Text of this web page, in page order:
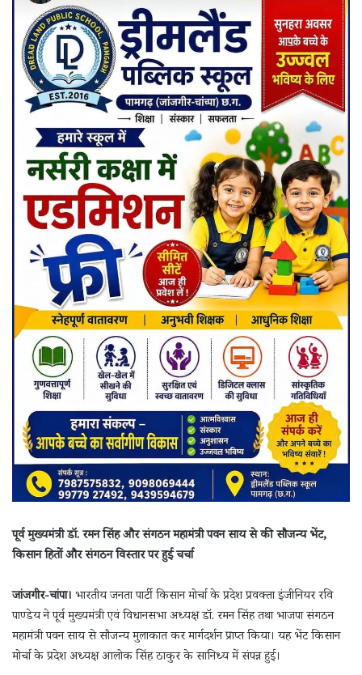
पूर्व मुख्यमंत्री डॉ. रमन सिंह और संगठन महामंत्री पवन साय से की सौजन्य भेंट,
किसान हितों और संगठन विस्तार पर हुई चर्चा
जांजगीर-चांपा। भारतीय जनता पार्टी किसान मोर्चा के प्रदेश प्रवक्ता इंजीनियर रवि
पाण्डेय ने पूर्व मुख्यमंत्री एवं विधानसभा अध्यक्ष डॉ. रमन सिंह तथा भाजपा संगठन
महामंत्री पवन साय से सौजन्य मुलाकात कर मार्गदर्शन प्राप्त किया। यह भेंट किसान
मोर्चा के प्रदेश अध्यक्ष आलोक सिंह ठाकुर के सानिध्य में संपन्न हुई।